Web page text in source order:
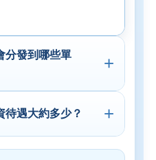
分發到哪些單
待遇大約多少？